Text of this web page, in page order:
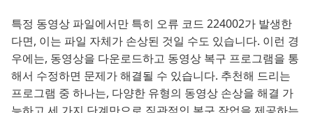
특정 동영상 파일에서만 특히 오류 코드 224002가 발생한
다면, 이는 파일 자체가 손상된 것일 수도 있습니다. 이런 경
우에는, 동영상을 다운로드하고 동영상 복구 프로그램을 통
해서 수정하면 문제가 해결될 수 있습니다. 추천해 드리는
프로그램 중 하나는, 다양한 유형의 동영상 손상을 해결 가
능하고 세 가지 단계만으로 직관적인 복구 작업을 제공하는